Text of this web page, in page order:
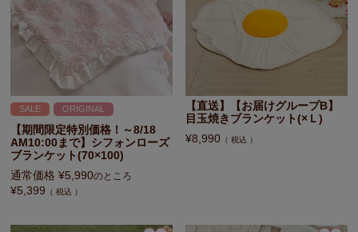
SALE ORIGINAL
【期間限定特別価格！～8/18
AM10:00まで】シフォンローズ
ブランケット(70×100)
通常価格 ¥5,990のところ
¥5,399 税込
【直送】【お届けグループB】
目玉焼きブランケット(×Ｌ)
¥8,990 税込